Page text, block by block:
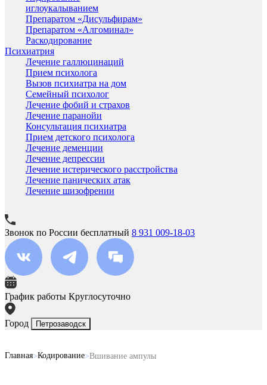
иглоукалыванием
Препаратом «Дисульфирам»
Препаратом «Алгоминал»
Раскодирование
Психиатрия
Лечение галлюцинаций
Прием психолога
Вызов психиатра на дом
Семейный психолог
Лечение фобий и страхов
Лечение паранойи
Консультация психиатра
Прием детского психолога
Лечение деменции
Лечение депрессии
Лечение истерического расстройства
Лечение панических атак
Лечение шизофрении
Звонок по России бесплатный 8 931 009-18-03
График работы Круглосуточно
Город Петрозаводск
Главная Кодирование Вшивание ампулы